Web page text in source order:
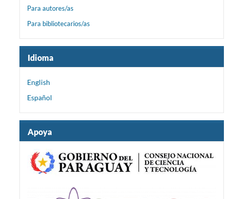
Para autores/as
Para bibliotecarios/as
Idioma
English
Español
Apoya